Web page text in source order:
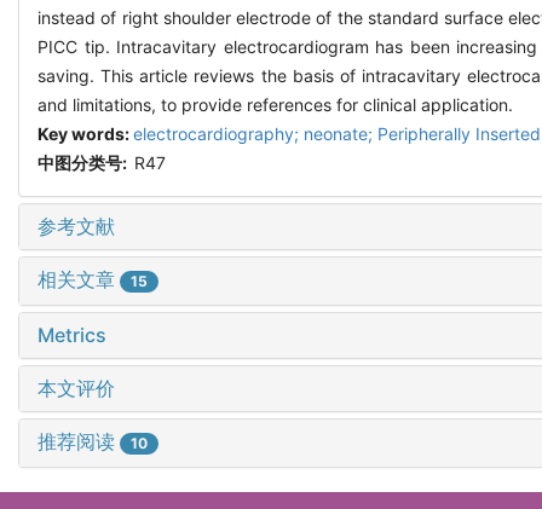
instead of right shoulder electrode of the standard surface
PICC tip. Intracavitary electrocardiogram has been
saving. This article reviews the basis of intracavitary
and limitations, to provide references for clinical application.
Key words:electrocardiography; neonate; Peripherally
中图分类号: R47
参考文献
相关文章 15
Metrics
本文评价
推荐阅读 10